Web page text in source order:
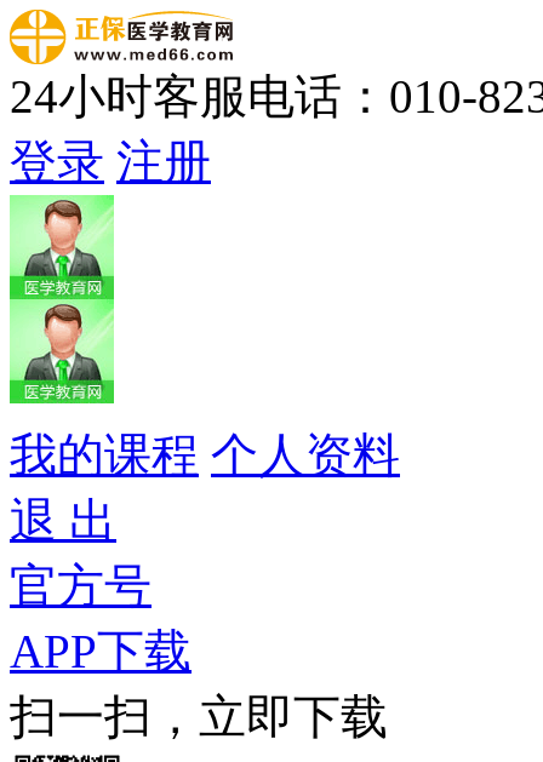
24小时客服电话：010-
登录 注册
我的课程 个人资料
退 出
官方号
APP下载
扫一扫，立即下载